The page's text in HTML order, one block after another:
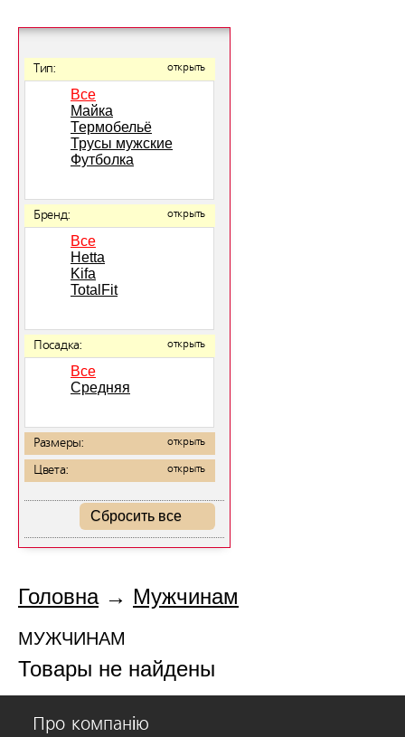
Тип: открыть
Все
Майка
Термобельё
Трусы мужские
Футболка
Бренд: открыть
Все
Hetta
Kifa
TotalFit
Посадка: открыть
Все
Средняя
Размеры: открыть
Цвета: открыть
Сбросить все
Головна→ Мужчинам
МУЖЧИНАМ
Товары не найдены
Про компанію